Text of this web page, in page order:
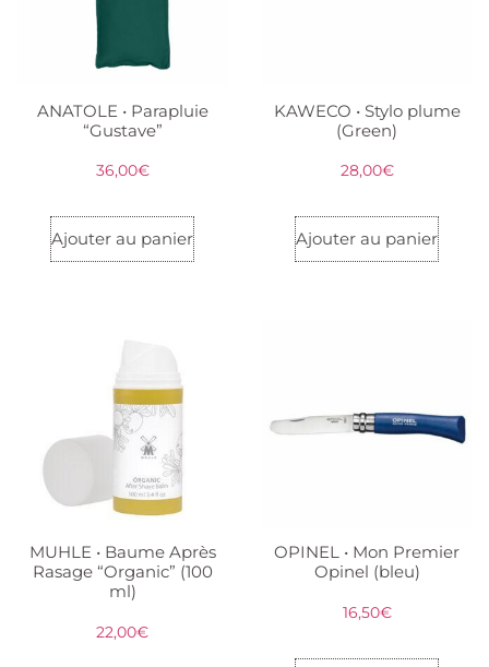
ANATOLE • Parapluie
“Gustave”
36,00€
Ajouter au panier
KAWECO • Stylo plume
(Green)
28,00€
Ajouter au panier
MUHLE • Baume Après
Rasage “Organic” (100
ml)
22,00€
OPINEL • Mon Premier
Opinel (bleu)
16,50€